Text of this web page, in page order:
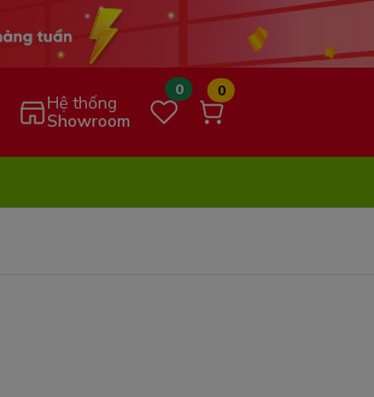
Hệ thống
Showroom
0 0